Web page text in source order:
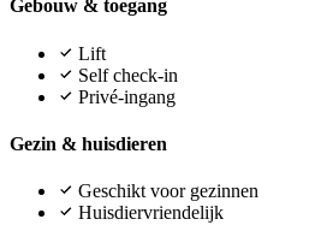
Gebouw & toegang
Lift
Self check-in
Privé-ingang
Gezin & huisdieren
Geschikt voor gezinnen
Huisdiervriendelijk